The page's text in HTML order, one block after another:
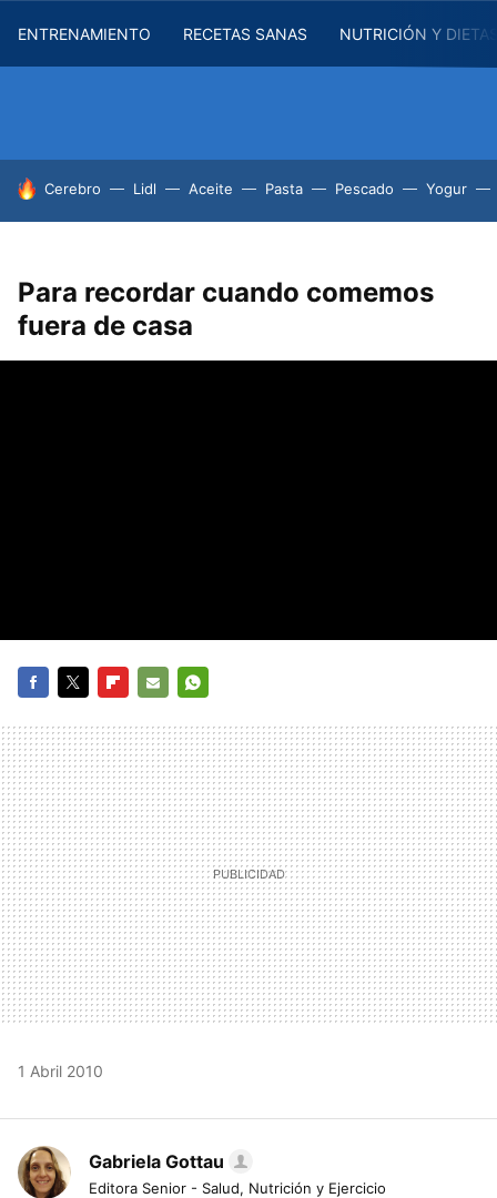
ENTRENAMIENTO RECETAS SANAS NUTRICIÓN Y
HOY SE HABLA DE
Cerebro Lidl Aceite Pasta Pescado Yogur
Para recordar cuando comemos
fuera de casa
MAIL
1 Abril 2010
Gabriela Gottau
Editora Senior - Salud, Nutrición y Ejercicio